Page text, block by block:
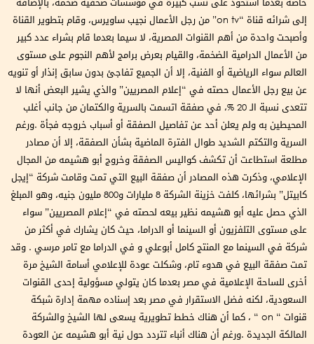
خاصة بعدما استحوذ على نسب كبيرة في مؤسسات صحفية ضخمة، بالإضافة
إلى شرائه قناة “on tv” من رجل الأعمال نجيب ساويرس، وقام بتطوير القناة
وأصبحت واحدة من أهم القنوات المصرية، لا سيما بعدما قام بشراء عدد كبير
من الأعمال الدرامية الضخمة، والقيام بعرض برامج لأهم النجوم على مستوى
العالم سواء الرياضية أو الفنية، إلا أن الجميع تفاجئ بدون سابق إنذار أو تنويه
عن بيع رجل الأعمال حصته في “إعلام المصريين” والذي يشير البعض أنها لا
تتعدى نسبة الـ 20 %، في صفقة اتسمت بالسرية والكتمان من جانب أغلب
المحيطين به ولم يعلن أحد عن تفاصيل الصفقة أو أسباب خروجه فجأة .ورغم
السرية والتكتم الشديد طوال الفترة الماضية بشأن الصفقة، إلا أن مصادر
مطلعة استطاعت أن تكشف كواليس الصفقة وخروج أبو هشيمه من المجال
الإعلامي، وذكرت هذه المصادر أن صفقة البيع التي تمت وقامت شركة “إيجل
كابيتل” بشرائها، كلفت خزينة الشركة 8 مليارات و800 مليون جنيه، وهو المبلغ
الذي حصل عليه أبو هشيمه نظير بيعه لحصته في “إعلام المصريين” سواء
على مستوى التلفزيون أو السينما أو الدراما، حيث كان يشارك في أكثر من
شركة في السينما مع المنتج كامل أبوعلي و في الدراما مع تامر مرسي . وقد
تمت صفقة البيع في هدوء تام، وشكلت عودة للإعلامي أسامة الشيخ مرة
أخرى للساحة الإعلامية في مصر بعدما كان يتولي مسؤولية إحدى القنوات
السعودية، لكنه فضل الاستقرار في مصر بعد إسناده مهمة إدارة شبكة
قنوات “ on “ ، كما أن هناك خطط تطويرية يسعى لها الشيخ والشركة
المالكة الجديدة .ورغم أن هناك أنباء تتردد حول نية أبو هشيمه عن العودة